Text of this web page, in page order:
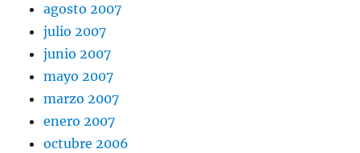
agosto 2007
julio 2007
junio 2007
mayo 2007
marzo 2007
enero 2007
octubre 2006